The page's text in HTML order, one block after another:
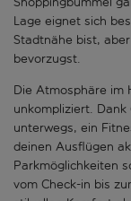
Lage eignet sich
Stadtnähe bist,
bevorzugst.
Die Atmosphäre im
unkompliziert.
unterwegs, ein
deinen Ausflügen
Parkmöglichkeiten
vom Check-in bis